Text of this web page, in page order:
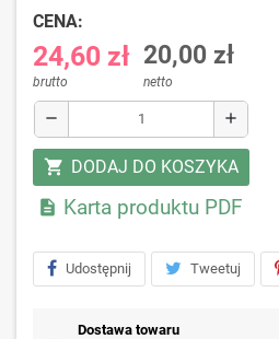
CENA:
24,60 zł
brutto
20,00 zł
netto
remove add
shopping_cart DODAJ DO KOSZYKA
 Karta produktu PDF
Udostępnij Tweetuj
Dostawa towaru